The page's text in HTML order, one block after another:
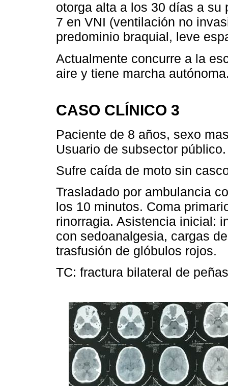
otorga alta a los 30 días a su
7 en VNI (ventilación no
predominio braquial, leve
Actualmente concurre a la
aire y tiene marcha
CASO CLÍNICO 3
Paciente de 8 años, sexo
Usuario de subsector público.
Sufre caída de moto sin
Trasladado por ambulancia
los 10 minutos. Coma
rinorragia. Asistencia inicial:
con sedoanalgesia, cargas
trasfusión de glóbulos rojos.
TC: fractura bilateral de